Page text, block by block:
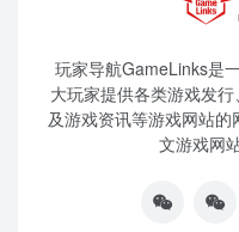
玩家导航GameLinks是
大玩家提供各类游戏发
及游戏资讯等游戏网站
文游戏网